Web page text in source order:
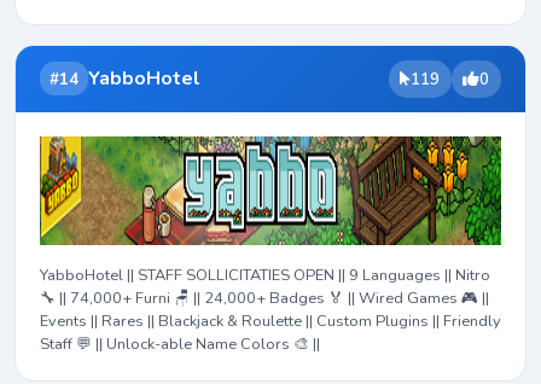
#14 YabboHotel 119 0
YabboHotel || STAFF SOLLICITATIES OPEN || 9 Languages || Nitro
🔧 || 74,000+ Furni 🪑 || 24,000+ Badges 🏅 || Wired Games 🎮 ||
Events || Rares || Blackjack & Roulette || Custom Plugins || Friendly
Staff 💬 || Unlock-able Name Colors 🎨 ||